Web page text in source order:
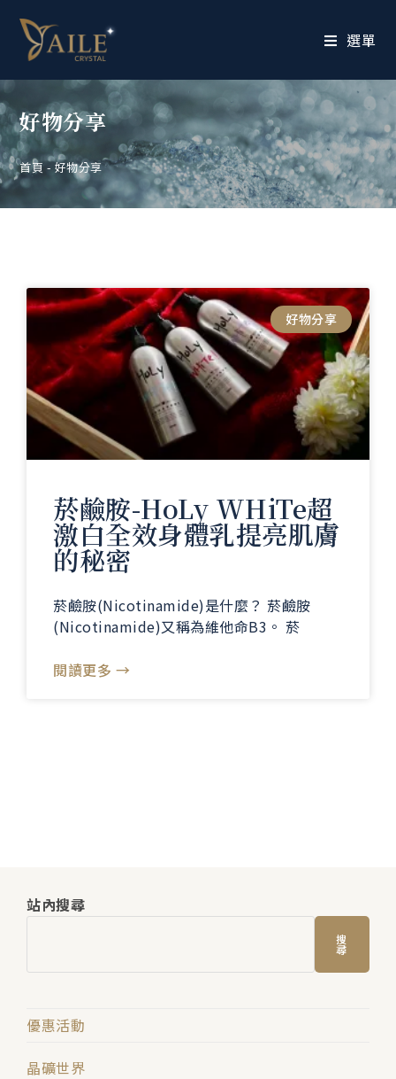
選單
好物分享
首頁-好物分享
好物分享
菸鹼胺-HoLy WHiTe超
激白全效身體乳提亮肌膚
的秘密
菸鹼胺(Nicotinamide)是什麼？ 菸鹼胺
(Nicotinamide)又稱為維他命B3。 菸
閱讀更多 →
站內搜尋
搜
尋
優惠活動
晶礦世界